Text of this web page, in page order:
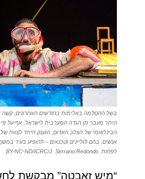
בשל ההסלמה באלימות בחודשים האחרונים, קשה
היתר מעבר מן הגדה המערבית לישראל. אף על פי
אנשים, בהם לוליינים וטכנאים – להופיע בעיר
לפחות. BY-NC-ND/ICRC/J. Serrano Redondo
“מיש זאבטה” מבקשת